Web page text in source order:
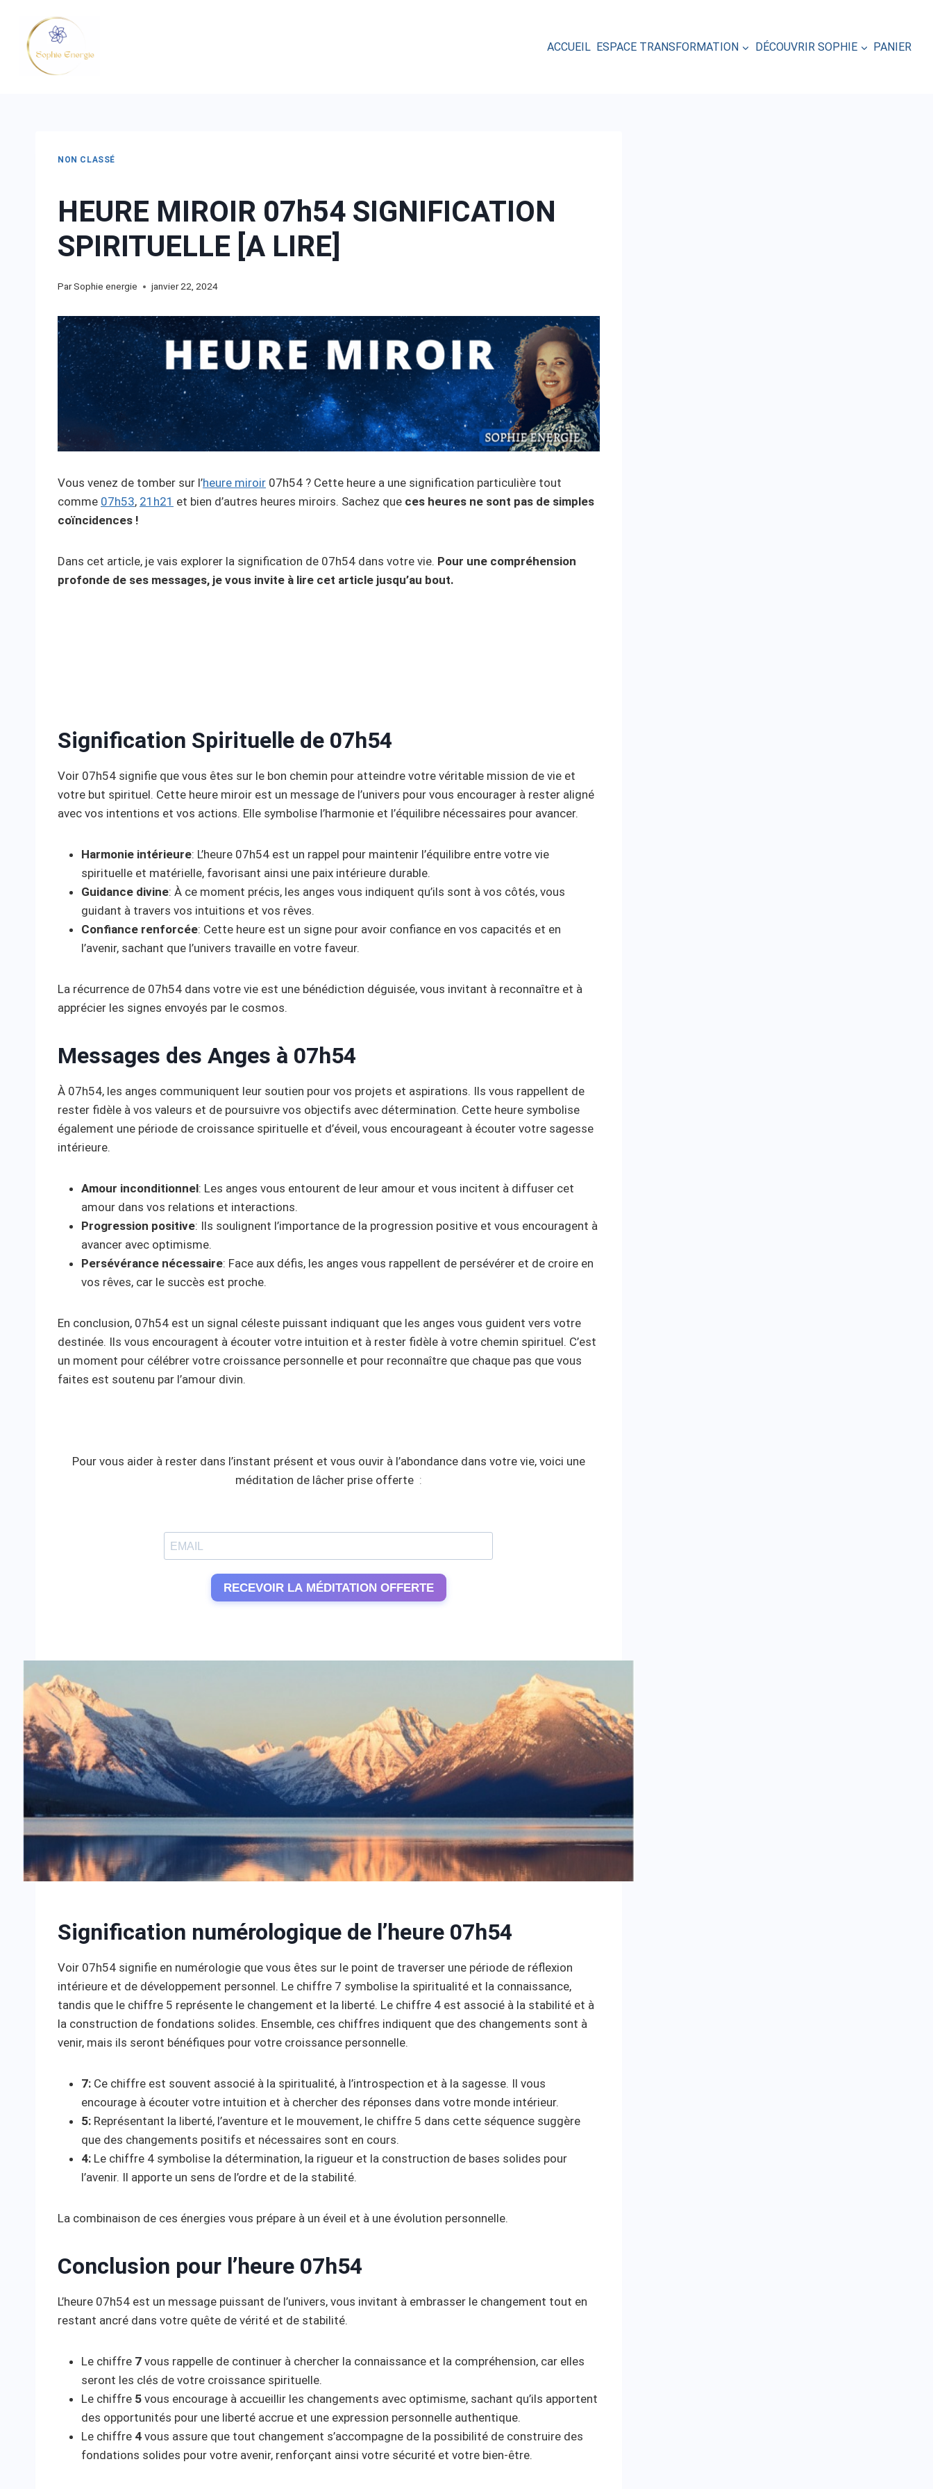
ACCUEIL ESPACE TRANSFORMATION DÉCOUVRIR SOPHIE PANIER
NON CLASSÉ
HEURE MIROIR 07h54 SIGNIFICATION
SPIRITUELLE [A LIRE]
ParSophie energie janvier 22, 2024
Vous venez de tomber sur l’heure miroir 07h54 ? Cette heure a une signification particulière tout
comme 07h53, 21h21 et bien d’autres heures miroirs. Sachez que ces heures ne sont pas de simples
coïncidences !
Dans cet article, je vais explorer la signification de 07h54 dans votre vie. Pour une compréhension
profonde de ses messages, je vous invite à lire cet article jusqu’au bout.
Signification Spirituelle de 07h54
Voir 07h54 signifie que vous êtes sur le bon chemin pour atteindre votre véritable mission de vie et
votre but spirituel. Cette heure miroir est un message de l’univers pour vous encourager à rester aligné
avec vos intentions et vos actions. Elle symbolise l’harmonie et l’équilibre nécessaires pour avancer.
Harmonie intérieure: L’heure 07h54 est un rappel pour maintenir l’équilibre entre votre vie
spirituelle et matérielle, favorisant ainsi une paix intérieure durable.
Guidance divine: À ce moment précis, les anges vous indiquent qu’ils sont à vos côtés, vous
guidant à travers vos intuitions et vos rêves.
Confiance renforcée: Cette heure est un signe pour avoir confiance en vos capacités et en
l’avenir, sachant que l’univers travaille en votre faveur.
La récurrence de 07h54 dans votre vie est une bénédiction déguisée, vous invitant à reconnaître et à
apprécier les signes envoyés par le cosmos.
Messages des Anges à 07h54
À 07h54, les anges communiquent leur soutien pour vos projets et aspirations. Ils vous rappellent de
rester fidèle à vos valeurs et de poursuivre vos objectifs avec détermination. Cette heure symbolise
également une période de croissance spirituelle et d’éveil, vous encourageant à écouter votre sagesse
intérieure.
Amour inconditionnel: Les anges vous entourent de leur amour et vous incitent à diffuser cet
amour dans vos relations et interactions.
Progression positive: Ils soulignent l’importance de la progression positive et vous encouragent à
avancer avec optimisme.
Persévérance nécessaire: Face aux défis, les anges vous rappellent de persévérer et de croire en
vos rêves, car le succès est proche.
En conclusion, 07h54 est un signal céleste puissant indiquant que les anges vous guident vers votre
destinée. Ils vous encouragent à écouter votre intuition et à rester fidèle à votre chemin spirituel. C’est
un moment pour célébrer votre croissance personnelle et pour reconnaître que chaque pas que vous
faites est soutenu par l’amour divin.
Pour vous aider à rester dans l’instant présent et vous ouvir à l’abondance dans votre vie, voici une
méditation de lâcher prise offerte :
RECEVOIR LA MÉDITATION OFFERTE
Signification numérologique de l’heure 07h54
Voir 07h54 signifie en numérologie que vous êtes sur le point de traverser une période de réflexion
intérieure et de développement personnel. Le chiffre 7 symbolise la spiritualité et la connaissance,
tandis que le chiffre 5 représente le changement et la liberté. Le chiffre 4 est associé à la stabilité et à
la construction de fondations solides. Ensemble, ces chiffres indiquent que des changements sont à
venir, mais ils seront bénéfiques pour votre croissance personnelle.
7: Ce chiffre est souvent associé à la spiritualité, à l’introspection et à la sagesse. Il vous
encourage à écouter votre intuition et à chercher des réponses dans votre monde intérieur.
5: Représentant la liberté, l’aventure et le mouvement, le chiffre 5 dans cette séquence suggère
que des changements positifs et nécessaires sont en cours.
4: Le chiffre 4 symbolise la détermination, la rigueur et la construction de bases solides pour
l’avenir. Il apporte un sens de l’ordre et de la stabilité.
La combinaison de ces énergies vous prépare à un éveil et à une évolution personnelle.
Conclusion pour l’heure 07h54
L’heure 07h54 est un message puissant de l’univers, vous invitant à embrasser le changement tout en
restant ancré dans votre quête de vérité et de stabilité.
Le chiffre 7 vous rappelle de continuer à chercher la connaissance et la compréhension, car elles
seront les clés de votre croissance spirituelle.
Le chiffre 5 vous encourage à accueillir les changements avec optimisme, sachant qu’ils apportent
des opportunités pour une liberté accrue et une expression personnelle authentique.
Le chiffre 4 vous assure que tout changement s’accompagne de la possibilité de construire des
fondations solides pour votre avenir, renforçant ainsi votre sécurité et votre bien-être.